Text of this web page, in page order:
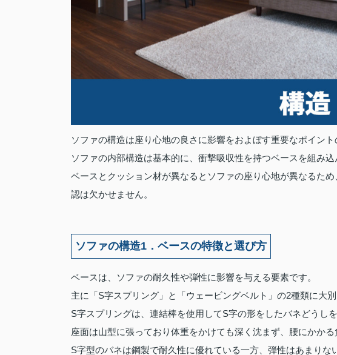
ソファの構造は座り心地の良さに影響をおよぼす重要なポイント
ソファの内部構造は基本的に、衝撃吸収性を持つベースを組み
ベースとクッション材が異なるとソファの座り心地が異なるた
認は欠かせません。
ソファの構造1．ベースの特徴と選び方
ベースは、ソファの耐久性や弾性に影響を与える要素です。
主に「S字スプリング」と「ウェービングベルト」の2種類に大別
S字スプリングは、連結棒を使用してS字の形をしたバネどうし
座面は山型に張っており体重をかけても深く沈まず、腰にかかる
S字型のバネは鋼製で耐久性に優れている一方、弾性はあまりな